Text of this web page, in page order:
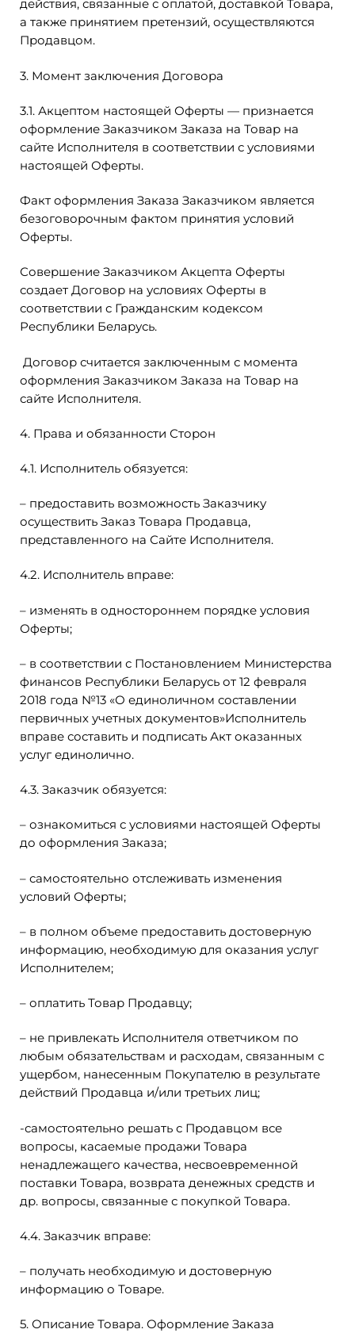
действия, связанные с оплатой, доставкой Товара,
а также принятием претензий, осуществляются
Продавцом.
3. Момент заключения Договора
3.1. Акцептом настоящей Оферты — признается
оформление Заказчиком Заказа на Товар на
сайте Исполнителя в соответствии с условиями
настоящей Оферты.
Факт оформления Заказа Заказчиком является
безоговорочным фактом принятия условий
Оферты.
Совершение Заказчиком Акцепта Оферты
создает Договор на условиях Оферты в
соответствии с Гражданским кодексом
Республики Беларусь.
Договор считается заключенным с момента
оформления Заказчиком Заказа на Товар на
сайте Исполнителя.
4. Права и обязанности Сторон
4.1. Исполнитель обязуется:
– предоставить возможность Заказчику
осуществить Заказ Товара Продавца,
представленного на Сайте Исполнителя.
4.2. Исполнитель вправе:
– изменять в одностороннем порядке условия
Оферты;
– в соответствии с Постановлением Министерства
финансов Республики Беларусь от 12 февраля
2018 года №13 «О единоличном составлении
первичных учетных документов»Исполнитель
вправе составить и подписать Акт оказанных
услуг единолично.
4.3. Заказчик обязуется:
– ознакомиться с условиями настоящей Оферты
до оформления Заказа;
– самостоятельно отслеживать изменения
условий Оферты;
– в полном объеме предоставить достоверную
информацию, необходимую для оказания услуг
Исполнителем;
– оплатить Товар Продавцу;
– не привлекать Исполнителя ответчиком по
любым обязательствам и расходам, связанным с
ущербом, нанесенным Покупателю в результате
действий Продавца и/или третьих лиц;
-самостоятельно решать с Продавцом все
вопросы, касаемые продажи Товара
ненадлежащего качества, несвоевременной
поставки Товара, возврата денежных средств и
др. вопросы, связанные с покупкой Товара.
4.4. Заказчик вправе:
– получать необходимую и достоверную
информацию о Товаре.
5. Описание Товара. Оформление Заказа